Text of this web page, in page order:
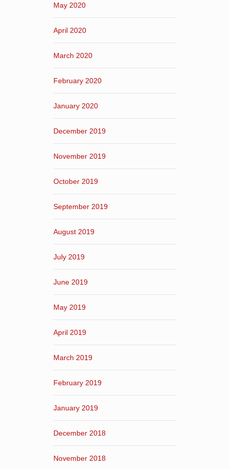
May 2020
April 2020
March 2020
February 2020
January 2020
December 2019
November 2019
October 2019
September 2019
August 2019
July 2019
June 2019
May 2019
April 2019
March 2019
February 2019
January 2019
December 2018
November 2018